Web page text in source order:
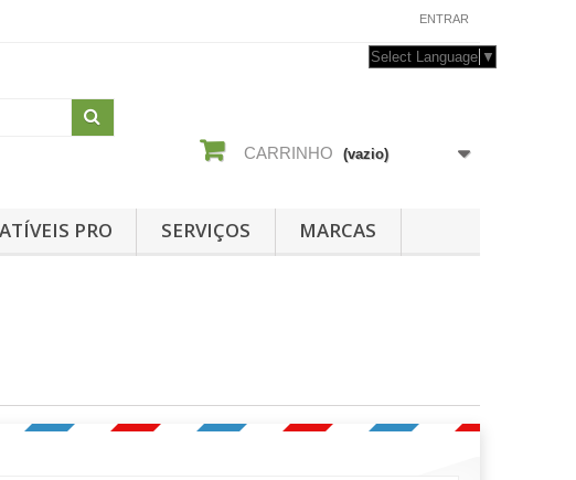
ENTRAR
Select Language ▼
CARRINHO (vazio)
PRO SERVIÇOS MARCAS